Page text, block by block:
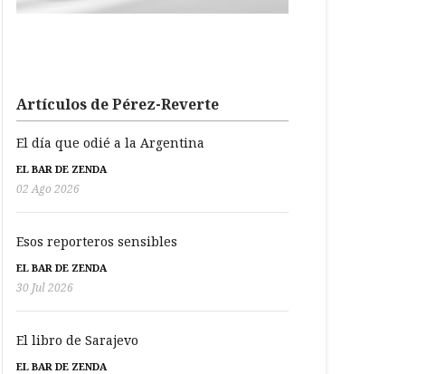
Artículos de Pérez-Reverte
El día que odié a la Argentina
EL BAR DE ZENDA
02 Ago 2026
Esos reporteros sensibles
EL BAR DE ZENDA
30 Jul 2026
El libro de Sarajevo
EL BAR DE ZENDA